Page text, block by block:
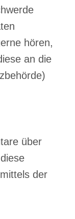
hören,
an die
über
der